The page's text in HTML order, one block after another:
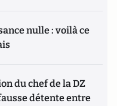
nulle : voilà ce
du chef de la DZ
détente entre